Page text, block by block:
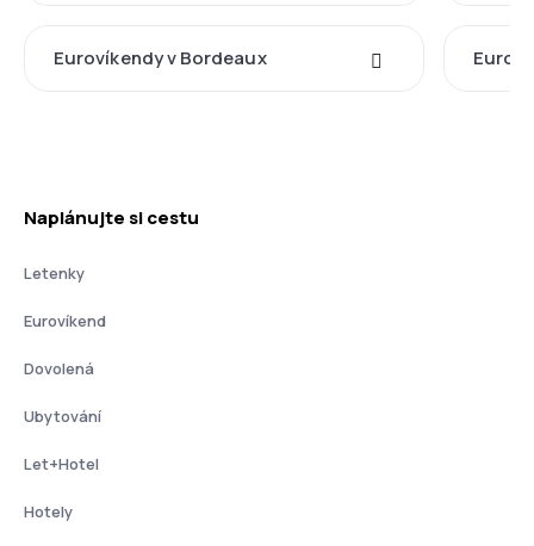
Eurovíkendy v Bordeaux
Naplánujte si cestu
Letenky
Eurovíkend
Dovolená
Ubytování
Let+Hotel
Hotely